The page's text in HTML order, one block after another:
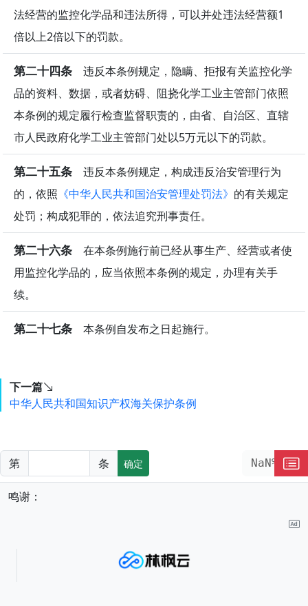
法经营的监控化学品和违法所得，可以并处违法经营额1
倍以上2倍以下的罚款。
第二十四条 违反本条例规定，隐瞒、拒报有关监控化学
品的资料、数据，或者妨碍、阻挠化学工业主管部门依照
本条例的规定履行检查监督职责的，由省、自治区、直辖
市人民政府化学工业主管部门处以5万元以下的罚款。
第二十五条 违反本条例规定，构成违反治安管理行为
的，依照 《中华人民共和国治安管理处罚法》 的有关规定
处罚；构成犯罪的，依法追究刑事责任。
第二十六条 在本条例施行前已经从事生产、经营或者使
用监控化学品的，应当依照本条例的规定，办理有关手
续。
第二十七条 本条例自发布之日起施行。
下一篇
中华人民共和国知识产权海关保护条例
第 条 确定 NaN%
鸣谢：